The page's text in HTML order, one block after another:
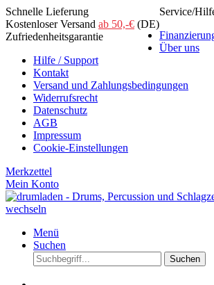
Schnelle Lieferung
Kostenloser Versand ab 50,-€ (DE)
Zufriedenheitsgarantie
Service/
Über uns
Hilfe / Support
Kontakt
Versand und Zahlungsbedingungen
Widerrufsrecht
Datenschutz
AGB
Impressum
Cookie-Einstellungen
Merkzettel
Mein Konto
Menü
Suchen
Suchen